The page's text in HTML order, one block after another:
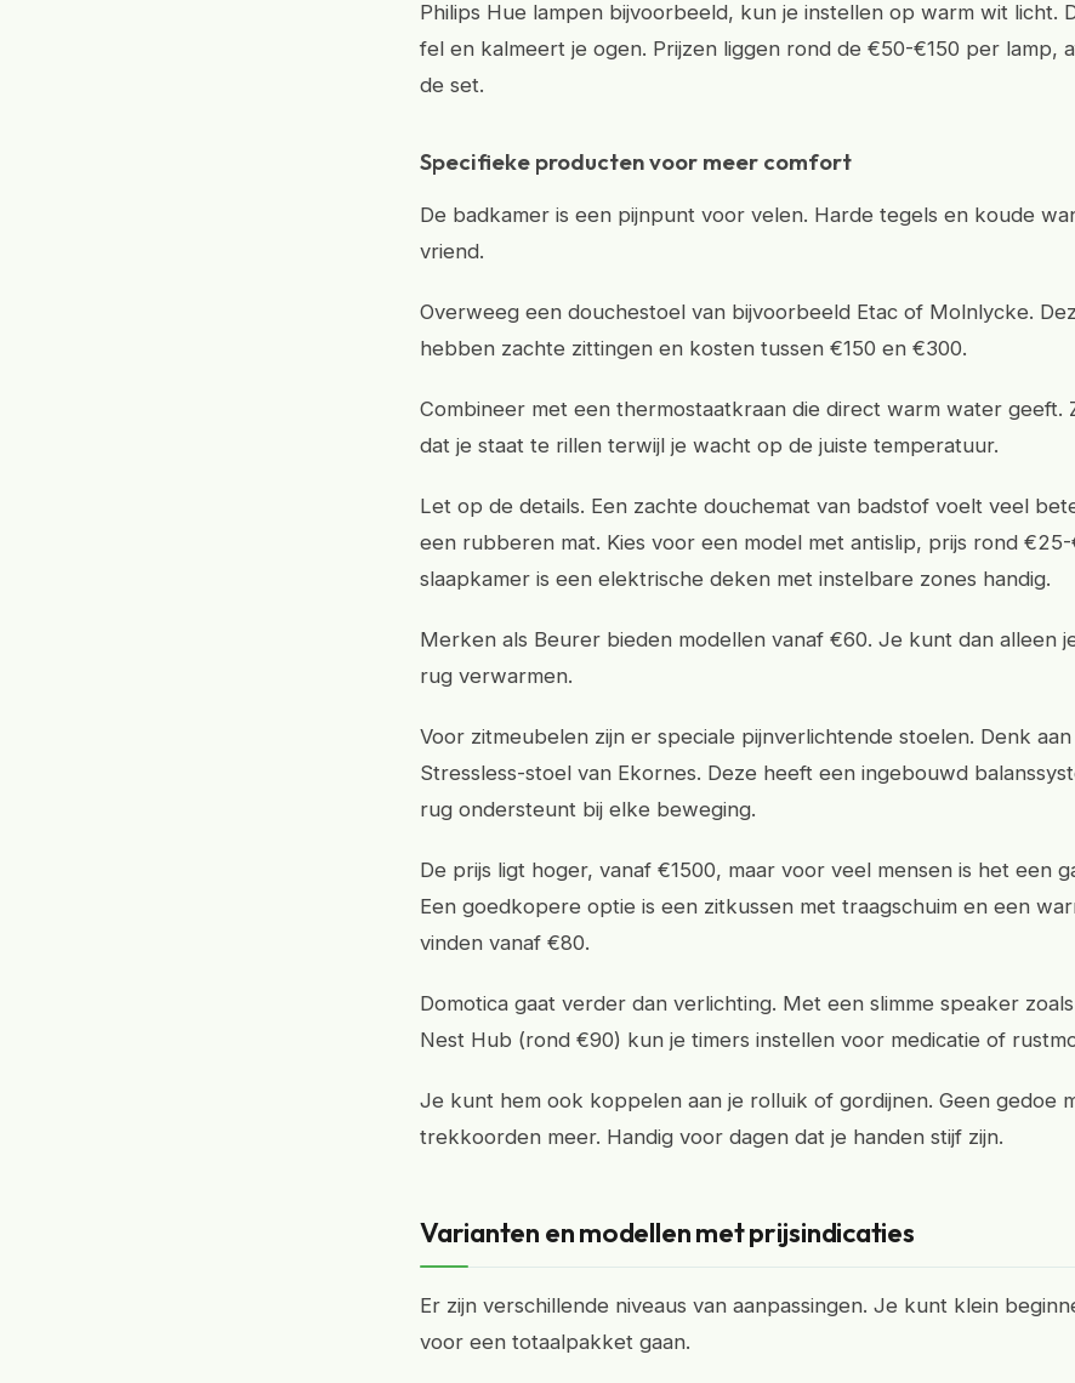
Philips Hue lampen bijvoorbeeld, kun je instellen op warm wit licht.
fel en kalmeert je ogen. Prijzen liggen rond de €50-€150 per lamp,
de set.
Specifieke producten voor meer comfort
De badkamer is een pijnpunt voor velen. Harde tegels en koude
vriend.
Overweeg een douchestoel van bijvoorbeeld Etac of Molnlycke.
hebben zachte zittingen en kosten tussen €150 en €300.
Combineer met een thermostaatkraan die direct warm water geeft.
dat je staat te rillen terwijl je wacht op de juiste temperatuur.
Let op de details. Een zachte douchemat van badstof voelt veel
een rubberen mat. Kies voor een model met antislip, prijs rond
slaapkamer is een elektrische deken met instelbare zones handig.
Merken als Beurer bieden modellen vanaf €60. Je kunt dan alleen
rug verwarmen.
Voor zitmeubelen zijn er speciale pijnverlichtende stoelen. Denk
Stressless-stoel van Ekornes. Deze heeft een ingebouwd
rug ondersteunt bij elke beweging.
De prijs ligt hoger, vanaf €1500, maar voor veel mensen is het een
Een goedkopere optie is een zitkussen met traagschuim en een
vinden vanaf €80.
Domotica gaat verder dan verlichting. Met een slimme speaker
Nest Hub (rond €90) kun je timers instellen voor medicatie of
Je kunt hem ook koppelen aan je rolluik of gordijnen. Geen gedoe
trekkoorden meer. Handig voor dagen dat je handen stijf zijn.
Varianten en modellen met prijsindicaties
Er zijn verschillende niveaus van aanpassingen. Je kunt klein
voor een totaalpakket gaan.